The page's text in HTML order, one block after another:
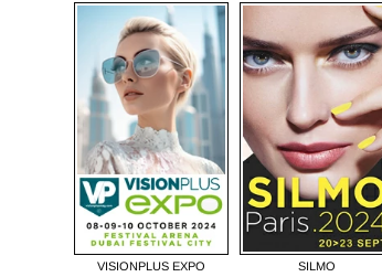
VISIONPLUS EXPO
SILMO